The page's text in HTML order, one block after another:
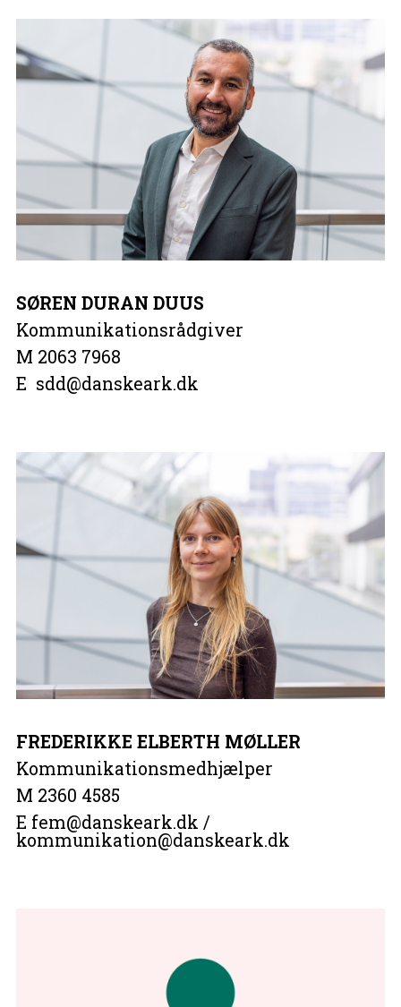
SØREN DURAN DUUS
Kommunikationsrådgiver
M 2063 7968
E sdd@danskeark.dk
FREDERIKKE ELBERTH MØLLER
Kommunikationsmedhjælper
M 2360 4585
E fem@danskeark.dk /
kommunikation@danskeark.dk